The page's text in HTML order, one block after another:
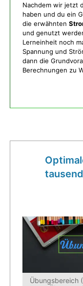
Nachdem wir jetzt
haben und du ein
die erwähnten
und genutzt
Lerneinheit noch
Spannung und
dann die
Berechnungen zu
Übungsbereich